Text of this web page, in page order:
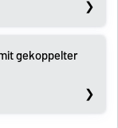
gekoppelter